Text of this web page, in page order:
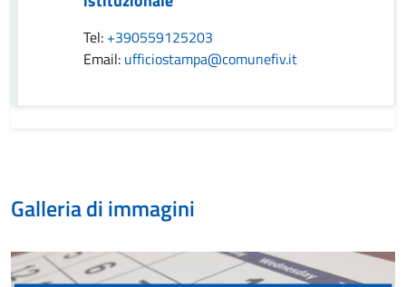
Tel: +390559125203
Email: ufficiostampa@comunefiv.it
Galleria di immagini